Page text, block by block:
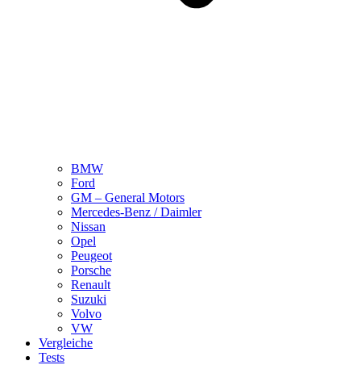
BMW
Ford
GM – General Motors
Mercedes-Benz / Daimler
Nissan
Opel
Peugeot
Porsche
Renault
Suzuki
Volvo
VW
Vergleiche
Tests